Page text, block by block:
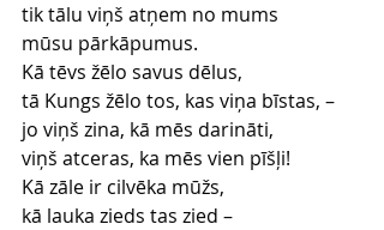
tik tālu viņš atņem no mums
mūsu pārkāpumus.
Kā tēvs žēlo savus dēlus,
tā Kungs žēlo tos, kas viņa bīstas, –
jo viņš zina, kā mēs darināti,
viņš atceras, ka mēs vien pīšļi!
Kā zāle ir cilvēka mūžs,
kā lauka zieds tas zied –